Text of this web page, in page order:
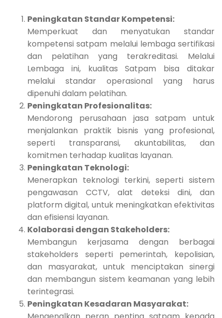
Peningkatan Standar Kompetensi:
Memperkuat dan menyatukan standar
kompetensi satpam melalui lembaga sertifikasi
dan pelatihan yang terakreditasi. Melalui
Lembaga ini, kualitas Satpam bisa ditakar
melalui standar operasional yang harus
dipenuhi dalam pelatihan.
Peningkatan Profesionalitas:
Mendorong perusahaan jasa satpam untuk
menjalankan praktik bisnis yang profesional,
seperti transparansi, akuntabilitas, dan
komitmen terhadap kualitas layanan.
Peningkatan Teknologi:
Menerapkan teknologi terkini, seperti sistem
pengawasan CCTV, alat deteksi dini, dan
platform digital, untuk meningkatkan efektivitas
dan efisiensi layanan.
Kolaborasi dengan Stakeholders:
Membangun kerjasama dengan berbagai
stakeholders seperti pemerintah, kepolisian,
dan masyarakat, untuk menciptakan sinergi
dan membangun sistem keamanan yang lebih
terintegrasi.
Peningkatan Kesadaran Masyarakat: